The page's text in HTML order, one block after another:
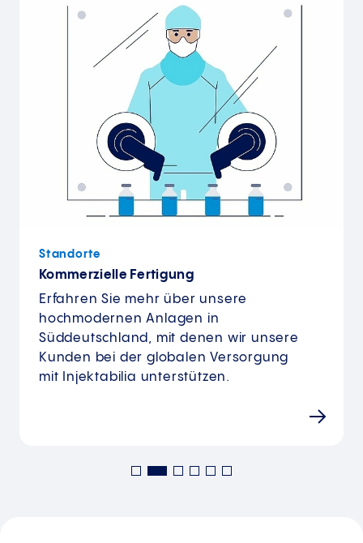
Standorte
Kommerzielle Fertigung
Erfahren Sie mehr über unsere
hochmodernen Anlagen in
Süddeutschland, mit denen wir unsere
Kunden bei der globalen Versorgung
mit Injektabilia unterstützen.